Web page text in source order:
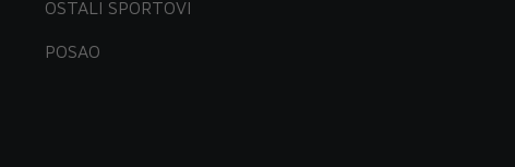
OSTALI SPORTOVI
POSAO